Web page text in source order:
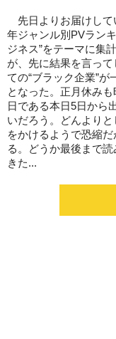
先日よりお届けして
年ジャンル別PVラン
ジネス”をテーマに集
が、先に結果を言って
ての“ブラック企業”が
となった。正月休み
日である本日5日から
いだろう。どんより
をかけるようで恐縮
る。どうか最後まで
きた...